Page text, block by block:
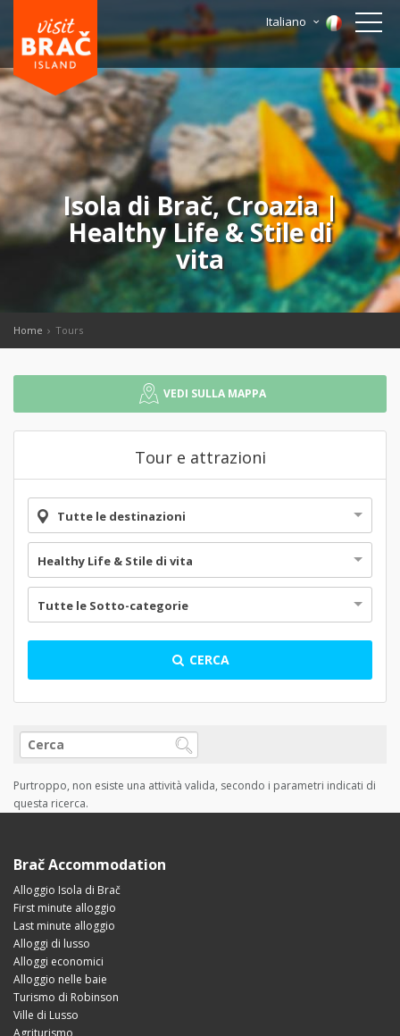
Italiano
Isola di Brač, Croazia |
Healthy Life & Stile di
vita
Home Tours
VEDI SULLA MAPPA
Tour e attrazioni
Tutte le destinazioni
Healthy Life & Stile di vita
Tutte le Sotto-categorie
CERCA
Purtroppo, non esiste una attività valida, secondo i parametri indicati di
questa ricerca.
Brač Accommodation
Alloggio Isola di Brač
First minute alloggio
Last minute alloggio
Alloggi di lusso
Alloggi economici
Alloggio nelle baie
Turismo di Robinson
Ville di Lusso
Agriturismo